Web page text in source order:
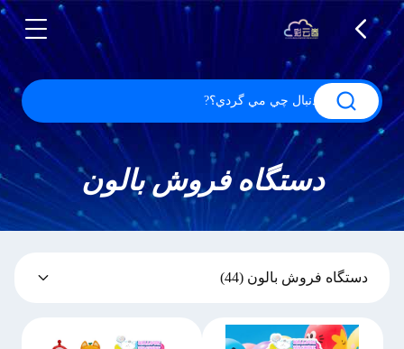
دستگاه فروش بالون
دستگاه فروش بالون (44)